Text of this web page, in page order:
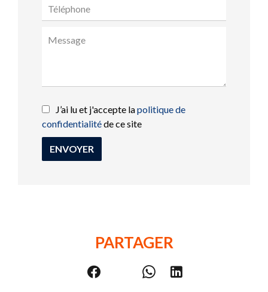
J’ai lu et j'accepte lapolitique de
confidentialitéde ce site
ENVOYER
PARTAGER